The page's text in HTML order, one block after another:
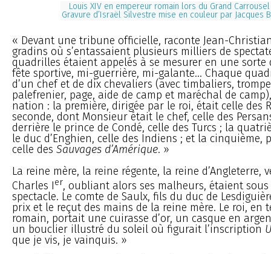
Louis XIV en empereur romain lors du Grand
Gravure d’Israël Silvestre mise en couleur par Jacques
« Devant une tribune officielle, raconte Jean-
gradins où s’entassaient plusieurs milliers de
quadrilles étaient appelés à se mesurer en une
fête sportive, mi-guerrière, mi-galante... Chaque
d’un chef et de dix chevaliers (avec timbaliers,
palefrenier, page, aide de camp et maréchal de
nation : la première, dirigée par le roi, était celle des
seconde, dont Monsieur était le chef, celle des
derrière le prince de Condé, celle des Turcs ; la
le duc d’Enghien, celle des Indiens ; et la cinquième,
celle des Sauvages d’Amérique. »
La reine mère, la reine régente, la reine d’Angleterre,
Charles Ier, oubliant alors ses malheurs, étaient
spectacle. Le comte de Saulx, fils du duc de
prix et le reçut des mains de la reine mère. Le roi, en
romain, portait une cuirasse d’or, un casque en
un bouclier illustré du soleil où figurait l’inscription
que je vis, je vainquis. »